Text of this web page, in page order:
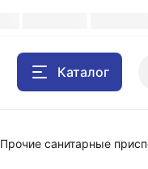
Каталог
Прочие санитарные